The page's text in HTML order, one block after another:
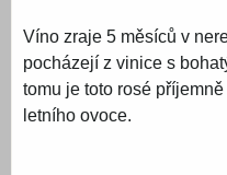
Víno zraje 5 měsíců v
pocházejí z vinice s
tomu je toto rosé
letního ovoce.